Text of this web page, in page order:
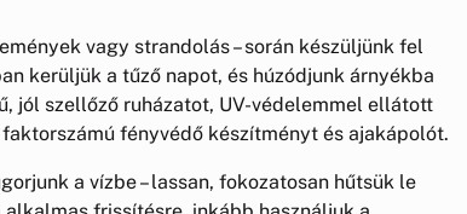
vagy strandolás – során készüljünk fel
kerüljük a tűző napot, és húzódjunk árnyékba
jól szellőző ruházatot, UV-védelemmel ellátott
fényvédő készítményt és ajakápolót.
a vízbe – lassan, fokozatosan hűtsük le